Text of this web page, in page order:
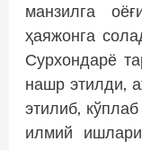
манзилга
ҳаяжонга
Сурхондарё
нашр этилди,
этилиб,
илмий